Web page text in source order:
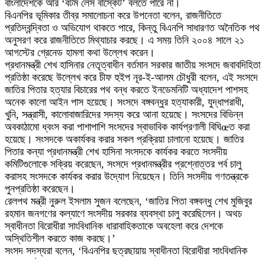
বাংলাদেশকে আর ‘বটম লেস বাস্কেট’ বলতে পারে না।
বিএনপির ভূমিকার তীব্র সমালোচনা করে উপনেতা বলেন, রাজনীতিতে
প্রতিদ্বন্দ্বিতা ও অভিযোগ থাকতে পারে, কিন্তু বিএনপি সাধারণত অনৈতিক পথ
অনুসরণ করে রাজনীতিতে মিথ্যাচার করছে। এ সময় তিনি ২০০৪ সালে ২১
আগস্টের গ্রেনেড হামলা কথা উল্লেখ করেন।
প্রধানমন্ত্রী শেখ হাসিনার নেতৃত্বাধীন বর্তমান সরকার জাতীয় সংসদে জবাবদিহিতা
প্রতিষ্ঠা করেছে উল্লেখ করে চীফ হুইপ নূর-ই-আলম চৌধুরী বলেন, এই সংসদে
জাতির পিতার হত্যার বিচারের পথ বন্ধ করতে ইনডেমনিটি অধ্যাদেশ পাশসহ
অনেক কালো আইন পাস হয়েছে। সংসদে বঙ্গবন্ধুর হত্যাকারী, যুদ্ধাপরাধী,
খুনি, সন্ত্রাসী, কালোবাজারিদের সদস্য করে আনা হয়েছে। সংসদের বিভিন্ন
অবকাঠামো ধ্বংস করা পাশাপাশি সংসদের স্বাভাবিক কার্যপ্রণালী বিঘিœত করা
হয়েছে। সংসদকে অকার্যকর করার সকল প্রক্রিয়া চালানো হয়েছে। জাতির
পিতার কন্যা প্রধানমন্ত্রী শেখ হাসিনা সংসদকে কার্যকর করতে সংসদীয়
কমিটিগুলোকে সক্রিয় করেছেন, সংসদে প্রধানমন্ত্রীর প্রশ্নোত্তর পর্ব চালু
করাসহ সংসদকে কার্যকর করার উদ্যোগ নিয়েছেন। তিনি সংসদীয় গণতন্ত্রকে
পুনপ্রতিষ্ঠা করেছেন।
রেলপথ মন্ত্রী নুরুল ইসলাম সুজন বলেছেন, ‘জাতির পিতা বঙ্গবন্ধু শেখ মুজিবুর
রহমান জনগণের কল্যাণে সংসদীয় সরকার ব্যবস্থা চালু করেছিলেন। অথচ
স্বাধীনতা বিরোধীরা সাংবিধানিক ধারাবাহিকতাকে অবহেলা করে দেশকে
অস্থিতিশীল করতে কাজ করছে।’
সংসদ সদস্যরা বলেন, ‘বিএনপির ছত্রছায়ায় স্বাধীনতা বিরোধীরা সাংবিধানিক